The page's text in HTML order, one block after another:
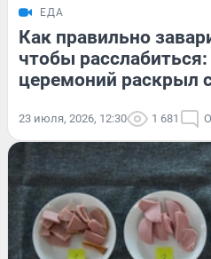
ЕДА
Как правильно
чтобы
церемоний раскрыл
23 июля, 2026, 12:30 1 681